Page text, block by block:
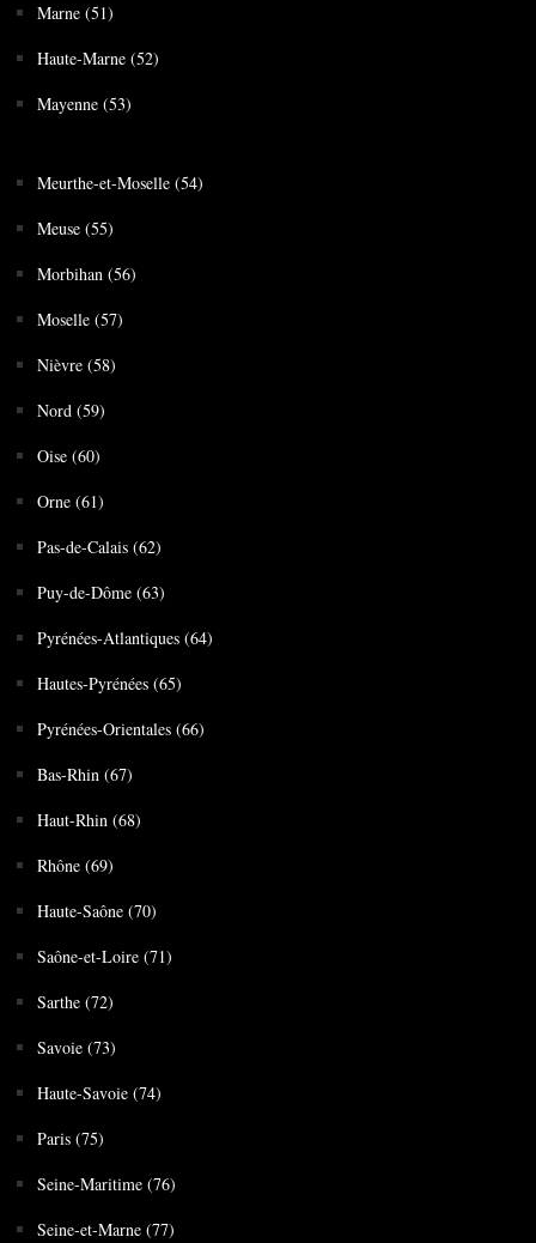
Marne (51)
Haute-Marne (52)
Mayenne (53)
Meurthe-et-Moselle (54)
Meuse (55)
Morbihan (56)
Moselle (57)
Nièvre (58)
Nord (59)
Oise (60)
Orne (61)
Pas-de-Calais (62)
Puy-de-Dôme (63)
Pyrénées-Atlantiques (64)
Hautes-Pyrénées (65)
Pyrénées-Orientales (66)
Bas-Rhin (67)
Haut-Rhin (68)
Rhône (69)
Haute-Saône (70)
Saône-et-Loire (71)
Sarthe (72)
Savoie (73)
Haute-Savoie (74)
Paris (75)
Seine-Maritime (76)
Seine-et-Marne (77)